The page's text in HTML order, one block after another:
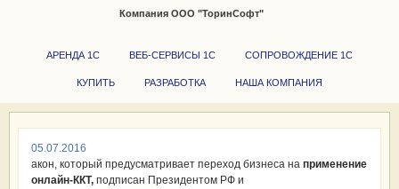
Компания ООО "ТоринСофт"
АРЕНДА 1С ВЕБ-СЕРВИСЫ 1С СОПРОВОЖДЕНИЕ 1С
КУПИТЬ РАЗРАБОТКА НАША КОМПАНИЯ
05.07.2016
акон, который предусматривает переход бизнеса на применение
онлайн-ККТ, подписан Президентом РФ и